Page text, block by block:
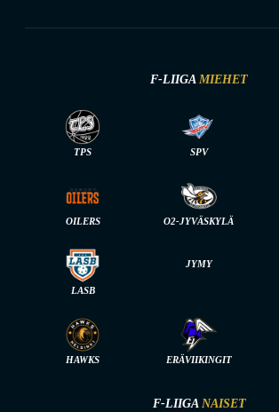
F-LIIGA MIEHET
TPS SPV
OILERS O2-JYVÄSKYLÄ
LASB
JYMY
HAWKS ERÄVIIKINGIT
F-LIIGA NAISET